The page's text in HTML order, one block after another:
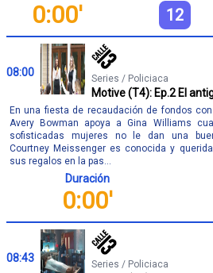
0:00' 12
08:00 Series / Policiaca
Motive (T4): Ep.2 El
En una fiesta de recaudación de fondos
Avery Bowman apoya a Gina Williams
sofisticadas mujeres no le dan una
Courtney Meissenger es conocida y
sus regalos en la pas...
Duración
0:00'
08:43 Series / Policiaca